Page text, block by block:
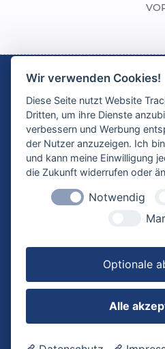
Wir verwenden Cookies!
Diese Seite nutzt Website
Dritten, um ihre Dienste
verbessern und Werbung
der Nutzer anzuzeigen. Ich
und kann meine Einwilligung
die Zukunft widerrufen oder
Notwendig
Optionale
Alle
KONTAKT
0821 720 39 0
INFORMATION
Kontakt
Anmeldung